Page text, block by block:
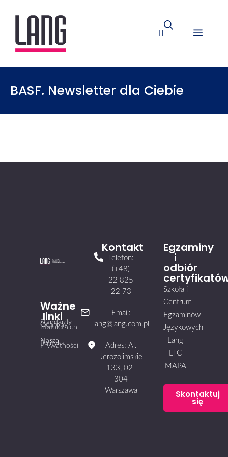
BASF. Newsletter dla Ciebie
Ważne
linki
Standardy
Ochrony
Małoletnich
Nasza
Polityka
Prywatności
Kontakt
Telefon:
(+48)
22 825
22 73
Email:
lang@lang.com.pl
Adres: Al.
Jerozolimskie
133, 02-
304
Warszawa
Egzaminy
i
odbiór
Szkoła i
Centrum
Egzaminów
Językowych
Lang
LTC
MAPA
Skontaktuj
się